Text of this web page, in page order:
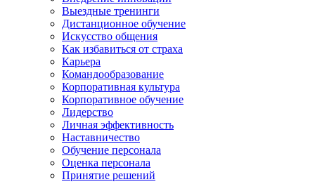
Выездные тренинги
Дистанционное обучение
Искусство общения
Как избавиться от страха
Карьера
Командообразование
Корпоративная культура
Корпоративное обучение
Лидерство
Личная эффективность
Наставничество
Обучение персонала
Оценка персонала
Принятие решений